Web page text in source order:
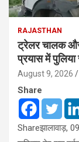
RAJASTHAN
ट्रेलर चालक
प्रयास में पुलिया
August 9, 2026
Share
Shareझालावाड़,